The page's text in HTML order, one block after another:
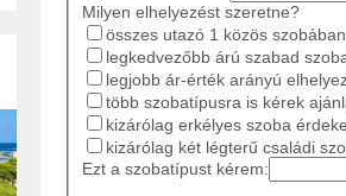
Milyen elhelyezést szeretne?
összes utazó 1 közös
legkedvezőbb árú szabad
legjobb ár-érték arányú
több szobatípusra is kérek
kizárólag erkélyes szoba
kizárólag két légterű családi
Ezt a szobatípust kérem: